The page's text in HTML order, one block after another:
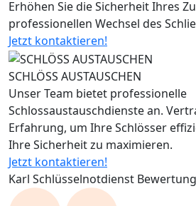
Erhöhen Sie die Sicherheit Ihres
professionellen Wechsel des
Jetzt kontaktieren!
SCHLÖSS AUSTAUSCHEN
Unser Team bietet professionelle
Schlossaustauschdienste an.
Erfahrung, um Ihre Schlösser
Ihre Sicherheit zu maximieren.
Jetzt kontaktieren!
Karl Schlüsselnotdienst